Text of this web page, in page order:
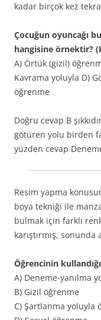
kadar birçok kez
Çocuğun oyuncağı
hangisine örnektir?
A) Örtük (gizil)
Kavrama yoluyla D)
öğrenme
Doğru cevap B
götüren yolu birden
yüzden cevap
Resim yapma
boya tekniği ile
bulmak için farklı
karıştırmış,
Öğrencinin
A) Deneme-yanılma
B) Gizil öğrenme
C) Şartlanma yoluyla